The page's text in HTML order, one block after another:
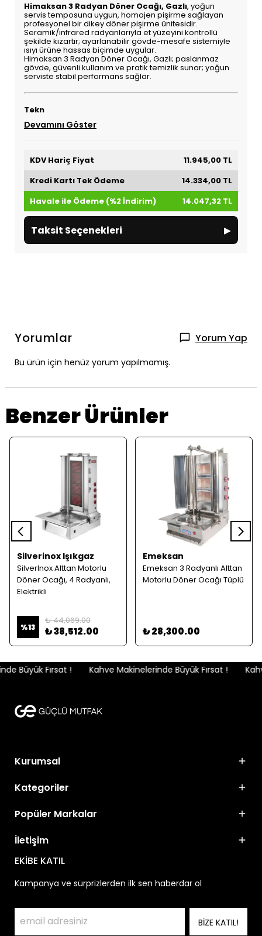
Himaksan 3 Radyan Döner Ocağı, Gazlı, yoğun
servis temposuna uygun, homojen pişirme sağlayan
profesyonel bir dikey döner pişirme ünitesidir.
Seramik/infrared radyanlarıyla et yüzeyini kontrollü
şekilde kızartır; ayarlanabilir gövde-mesafe sistemiyle
ısıyı ürüne hassas biçimde uygular.
Himaksan 3 Radyan Döner Ocağı, Gazlı; paslanmaz
gövde, güvenli kullanım ve pratik temizlik sunar; yoğun
serviste stabil performans sağlar.
Tekn
Devamını Göster
KDV Hariç Fiyat
11.945,00 TL
Kredi Kartı Tek Ödeme
14.334,00 TL
Havale ile Ödeme (%2 İndirim)
14.047,32 TL
Taksit Seçenekleri ▸
Yorumlar Yorum Yap
Bu ürün için henüz yorum yapılmamış.
Benzer Ürünler
Silverinox Işıkgaz
SilverInox Alttan Motorlu
Döner Ocağı, 4 Radyanlı,
Elektrikli
%13
₺ 44,069.00
₺ 38,512.00
Emeksan
Emeksan 3 Radyanlı Alttan
Motorlu Döner Ocağı Tüplü
₺ 28,300.00
Büyük Fırsat ! Kahve Makinelerinde Büyük Fırsat !
Kurumsal
Kategoriler
Popüler Markalar
İletişim
EKİBE KATIL
Kampanya ve sürprizlerden ilk sen haberdar ol
BİZE KATIL!